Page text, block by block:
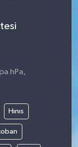
hPa,
Hınıs